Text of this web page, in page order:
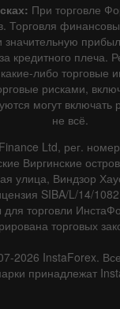
При торговле
Торговля
значительную
кредитного плеча.
либо торговые
рисками,
могут включать
не всё.
Ltd, рег.
Виргинские
улица, Виндзор
SIBA/L/14/
торговли
торговых
2026 InstaForex.
принадлежат